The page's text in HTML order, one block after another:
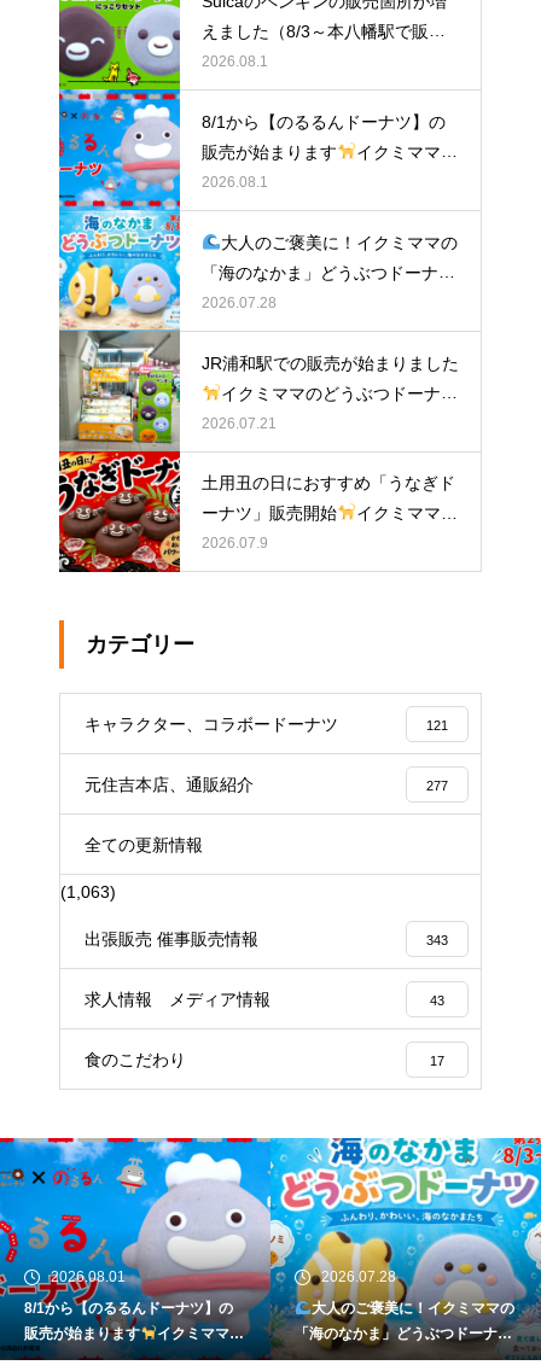
えました（8/3～本八幡駅で販
売）
イクミママのどうぶつドー
ナツ
2026.08.1
8/1から【のるるんドーナツ】の
販売が始まります
イクミママの
どうぶつドーナツ
2026.08.1
大人のご褒美に！イクミママの
「海のなかま」どうぶつドーナツ
が元住吉に登場
2026.07.28
JR浦和駅での販売が始まりました
イクミママのどうぶつドーナツ
2026.07.21
土用丑の日におすすめ「うなぎド
ーナツ」販売開始
イクミママの
どうぶつドーナツ
2026.07.9
カテゴリー
キャラクター、コラボードーナツ 121
元住吉本店、通販紹介 277
全ての更新情報
(1,063)
出張販売 催事販売情報 343
求人情報 メディア情報 43
食のこだわり 17
2026.08.01
8/1から【のるるんドーナツ】の
販売が始まります
イクミママの
どうぶつドーナツ
2026.07.28
大人のご褒美に！イクミママの
「海のなかま」どうぶつドーナツ
が元住吉に登場